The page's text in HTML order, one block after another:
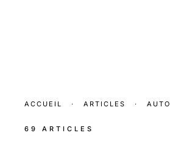
ACCUEIL · ARTICLES · AUTO
69 ARTICLES